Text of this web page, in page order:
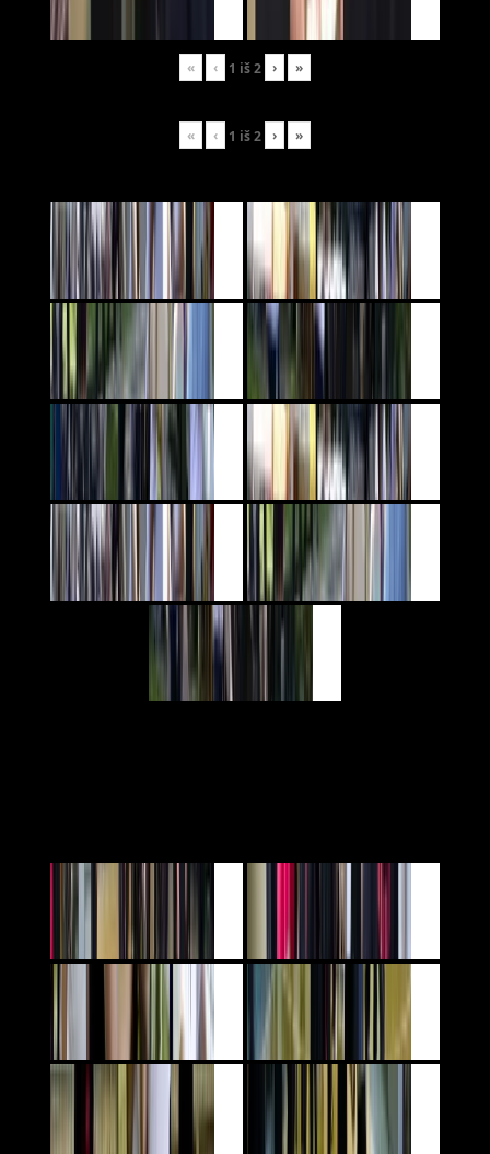
« ‹ 1 iš2 › »
« ‹ 1 iš2 › »